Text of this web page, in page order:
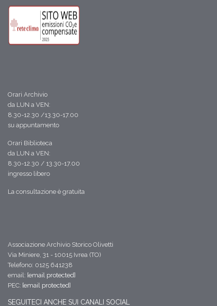
Orari Archivio
da LUN a VEN:
8.30-12.30 /13.30-17.00
su appuntamento
Orari Biblioteca
da LUN a VEN:
8.30-12.30 / 13.30-17.00
ingresso libero
La consultazione è gratuita
Associazione Archivio Storico Olivetti
Via Miniere, 31 - 10015 Ivrea (TO)
Telefono: 0125 641238
email: [email protected]
PEC: [email protected]
SEGUITECI ANCHE SUI CANALI SOCIAL